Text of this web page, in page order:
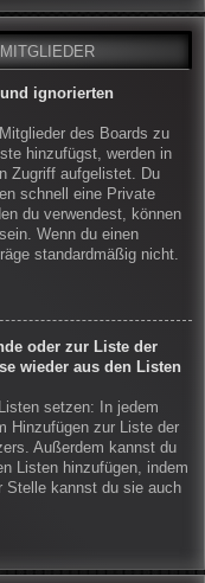
ignorierten
des Boards zu
hinzufügst, werden in
Zugriff aufgelistet. Du
schnell eine Private
du verwendest, können
Wenn du einen
standardmäßig nicht.
oder zur Liste der
wieder aus den Listen
setzen: In jedem
Hinzufügen zur Liste der
Außerdem kannst du
Listen hinzufügen, indem
Stelle kannst du sie auch